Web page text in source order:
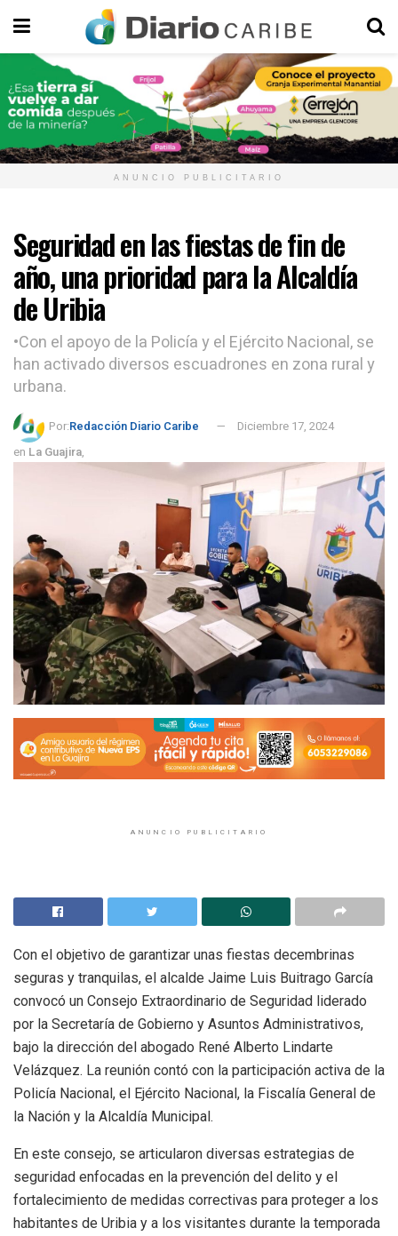
ANUNCIO PUBLICITARIO
Seguridad en las fiestas de fin de
año, una prioridad para la Alcaldía
de Uribia
•Con el apoyo de la Policía y el Ejército Nacional, se
han activado diversos escuadrones en zona rural y
urbana.
Por:Redacción Diario Caribe
Diciembre 17, 2024
en La Guajira,
ANUNCIO PUBLICITARIO
Con el objetivo de garantizar unas fiestas decembrinas
seguras y tranquilas, el alcalde Jaime Luis Buitrago García
convocó un Consejo Extraordinario de Seguridad liderado
por la Secretaría de Gobierno y Asuntos Administrativos,
bajo la dirección del abogado René Alberto Lindarte
Velázquez. La reunión contó con la participación activa de la
Policía Nacional, el Ejército Nacional, la Fiscalía General de
la Nación y la Alcaldía Municipal.
En este consejo, se articularon diversas estrategias de
seguridad enfocadas en la prevención del delito y el
fortalecimiento de medidas correctivas para proteger a los
habitantes de Uribia y a los visitantes durante la temporada